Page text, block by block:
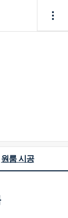
원룸 시공